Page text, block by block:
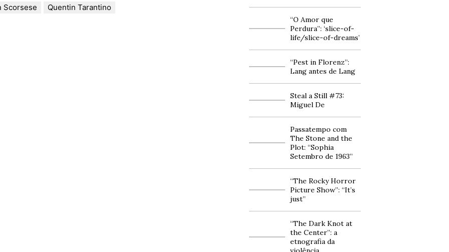
Scorsese Quentin Tarantino
“O Amor que
Perdura”: ‘slice-of-
life/slice-of-dreams’
“Pest in Florenz”:
Lang antes de Lang
Steal a Still #73:
Miguel De
Passatempo com
The Stone and the
Plot: “Sophia
Setembro de 1963”
“The Rocky Horror
Picture Show”: “It’s
just”
“The Dark Knot at
the Center”: a
etnografia da